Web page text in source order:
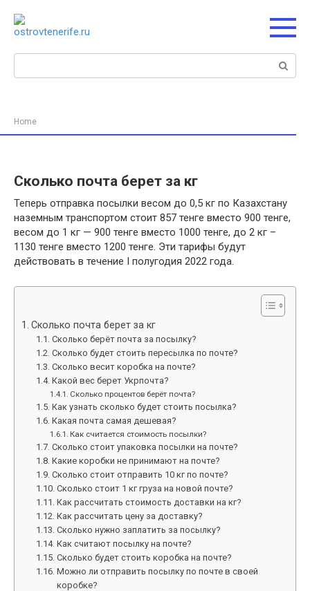
контенту
Поиск:
Home
Сколько почта берет за кг
Теперь отправка посылки весом до 0,5 кг по Казахстану
наземным транспортом стоит 857 тенге вместо 900 тенге,
весом до 1 кг — 900 тенге вместо 1000 тенге, до 2 кг –
1130 тенге вместо 1200 тенге. Эти тарифы будут
действовать в течение І полугодия 2022 года.
Сколько почта берет за кг
Сколько берёт почта за посылку?
Сколько будет стоить пересылка по почте?
Сколько весит коробка на почте?
Какой вес берет Укрпочта?
Сколько процентов берёт почта?
Как узнать сколько будет стоить посылка?
Какая почта самая дешевая?
Как считается стоимость посылки?
Сколько стоит упаковка посылки на почте?
Какие коробки не принимают на почте?
Сколько стоит отправить 10 кг по почте?
Сколько стоит 1 кг груза на новой почте?
Как рассчитать стоимость доставки на кг?
Как рассчитать цену за доставку?
Сколько нужно заплатить за посылку?
Как считают посылку на почте?
Сколько будет стоить коробка на почте?
Можно ли отправить посылку по почте в своей
коробке?